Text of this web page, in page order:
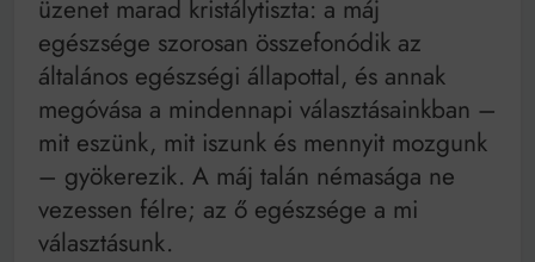
üzenet marad kristálytiszta: a máj
egészsége szorosan összefonódik az
általános egészségi állapottal, és annak
megóvása a mindennapi választásainkban –
mit eszünk, mit iszunk és mennyit mozgunk
– gyökerezik. A máj talán némasága ne
vezessen félre; az ő egészsége a mi
választásunk.